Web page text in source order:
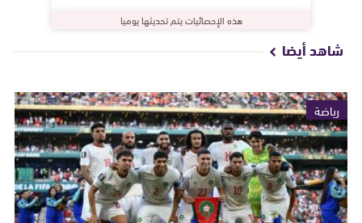
هذه الإحصائيات يتم تحديثها يوميا
شاهد أيضا
رياضة